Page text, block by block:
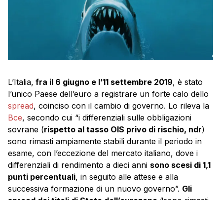
L’Italia, fra il 6 giugno e l’11 settembre 2019, è stato
l’unico Paese dell’euro a registrare un forte calo dello
spread, coinciso con il cambio di governo. Lo rileva la
Bce, secondo cui “i differenziali sulle obbligazioni
sovrane (rispetto al tasso OIS privo di rischio, ndr)
sono rimasti ampiamente stabili durante il periodo in
esame, con l’eccezione del mercato italiano, dove i
differenziali di rendimento a dieci anni sono scesi di 1,1
punti percentuali, in seguito alle attese e alla
successiva formazione di un nuovo governo”. Gli